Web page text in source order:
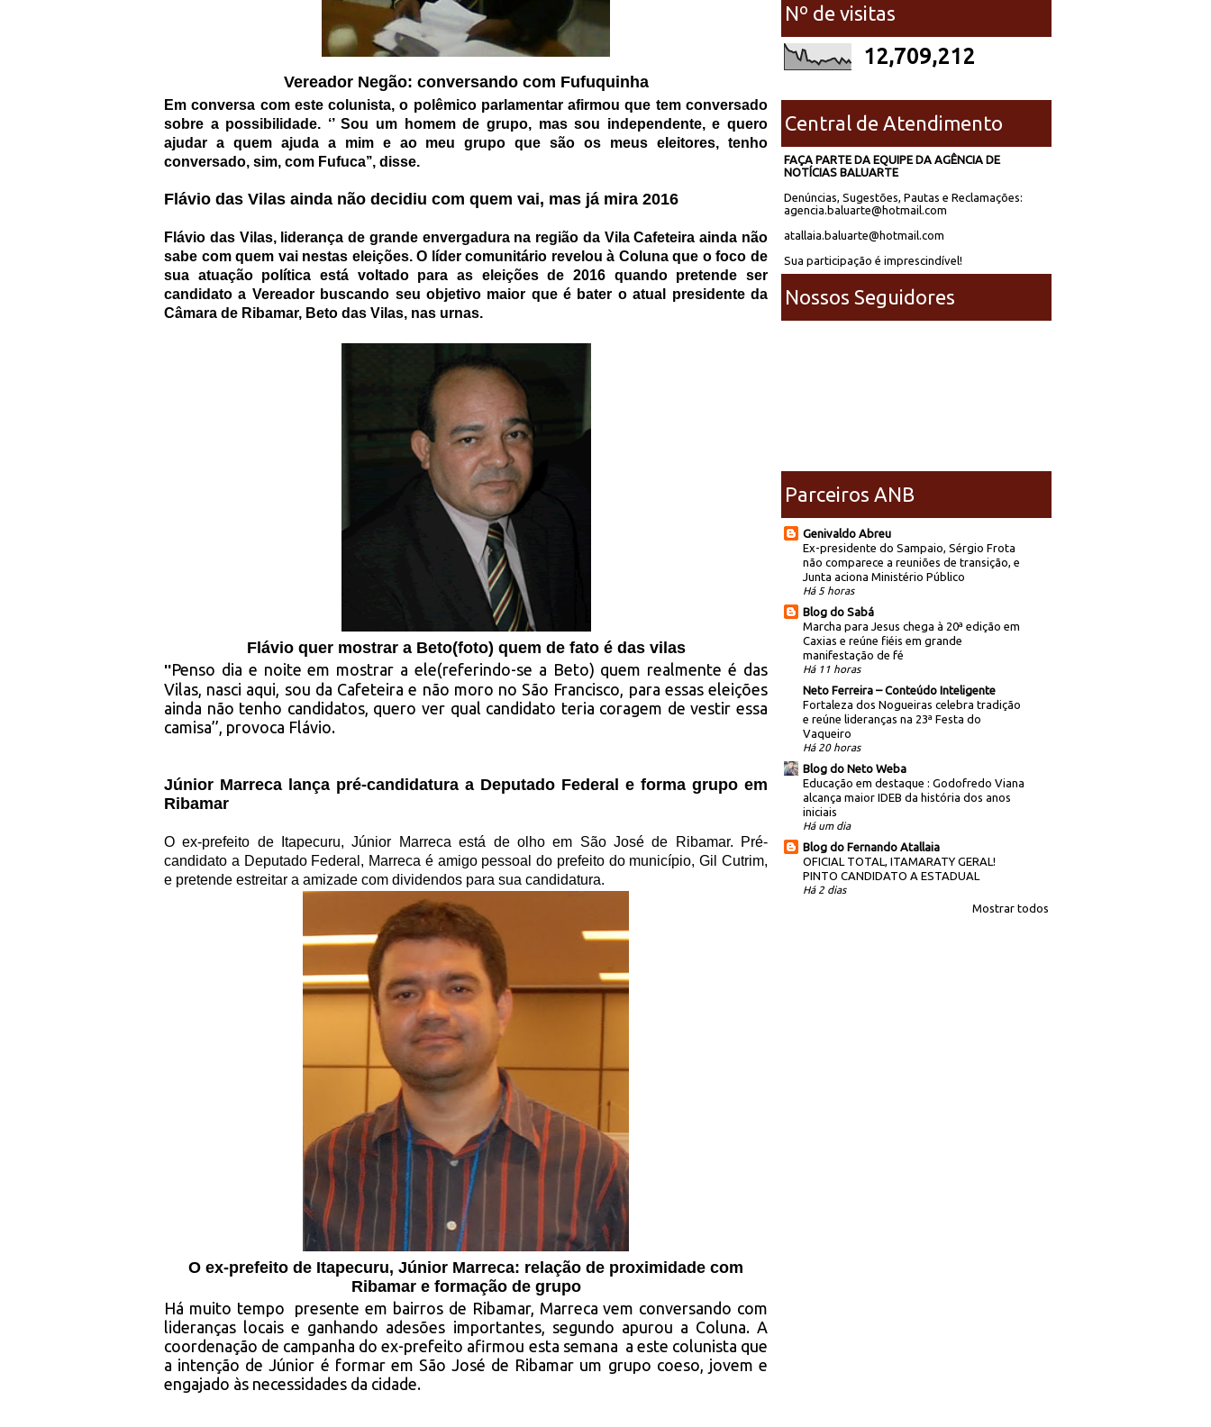
Vereador Negão: conversando com Fufuquinha
Em conversa com este colunista, o polêmico parlamentar afirmou que tem conversado
sobre a possibilidade. ‘’ Sou um homem de grupo, mas sou independente, e quero
ajudar a quem ajuda a mim e ao meu grupo que são os meus eleitores, tenho
conversado, sim, com Fufuca’’, disse.
Flávio das Vilas ainda não decidiu com quem vai, mas já mira 2016
Flávio das Vilas, liderança de grande envergadura na região da Vila Cafeteira ainda não
sabe com quem vai nestas eleições. O líder comunitário revelou à Coluna que o foco de
sua atuação política está voltado para as eleições de 2016 quando pretende ser
candidato a Vereador buscando seu objetivo maior que é bater o atual presidente da
Câmara de Ribamar, Beto das Vilas, nas urnas.
Flávio quer mostrar a Beto(foto) quem de fato é das vilas
''Penso dia e noite em mostrar a ele(referindo-se a Beto) quem realmente é das
Vilas, nasci aqui, sou da Cafeteira e não moro no São Francisco, para essas eleições
ainda não tenho candidatos, quero ver qual candidato teria coragem de vestir essa
camisa’’, provoca Flávio.
Júnior Marreca lança pré-candidatura a Deputado Federal e forma grupo em
Ribamar
O ex-prefeito de Itapecuru, Júnior Marreca está de olho em São José de Ribamar. Pré-
candidato a Deputado Federal, Marreca é amigo pessoal do prefeito do município, Gil Cutrim,
e pretende estreitar a amizade com dividendos para sua candidatura.
O ex-prefeito de Itapecuru, Júnior Marreca: relação de proximidade com
Ribamar e formação de grupo
Há muito tempo
presente em bairros de Ribamar, Marreca vem conversando com
lideranças locais e ganhando adesões importantes, segundo apurou a Coluna. A
coordenação de campanha do ex-prefeito afirmou esta semana a este colunista que
a intenção de Júnior é formar em São José de Ribamar um grupo coeso, jovem e
engajado às necessidades da cidade.
Nº de visitas
12,709,212
Central de Atendimento
FAÇA PARTE DA EQUIPE DA AGÊNCIA DE
NOTÍCIAS BALUARTE
Denúncias, Sugestões, Pautas e Reclamações:
agencia.baluarte@hotmail.com
atallaia.baluarte@hotmail.com
Sua participação é imprescindível!
Nossos Seguidores
Parceiros ANB
Genivaldo Abreu
Ex-presidente do Sampaio, Sérgio Frota
não comparece a reuniões de transição, e
Junta aciona Ministério Público
Há 5 horas
Blog do Sabá
Marcha para Jesus chega à 20ª edição em
Caxias e reúne fiéis em grande
manifestação de fé
Há 11 horas
Neto Ferreira – Conteúdo Inteligente
Fortaleza dos Nogueiras celebra tradição
e reúne lideranças na 23ª Festa do
Vaqueiro
Há 20 horas
Blog do Neto Weba
Educação em destaque : Godofredo Viana
alcança maior IDEB da história dos anos
iniciais
Há um dia
Blog do Fernando Atallaia
OFICIAL TOTAL, ITAMARATY GERAL!
PINTO CANDIDATO A ESTADUAL
Há 2 dias
Mostrar todos